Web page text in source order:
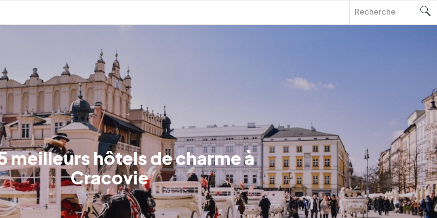
meilleurs hôtels de charme à
Cracovie